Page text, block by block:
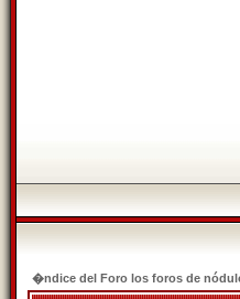
�ndice del Foro los foros de